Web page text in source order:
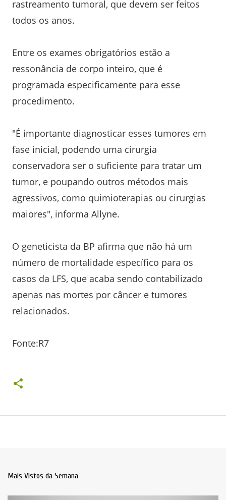
rastreamento tumoral, que devem ser feitos
todos os anos.
Entre os exames obrigatórios estão a
ressonância de corpo inteiro, que é
programada especificamente para esse
procedimento.
"É importante diagnosticar esses tumores em
fase inicial, podendo uma cirurgia
conservadora ser o suficiente para tratar um
tumor, e poupando outros métodos mais
agressivos, como quimioterapias ou cirurgias
maiores", informa Allyne.
O geneticista da BP afirma que não há um
número de mortalidade específico para os
casos da LFS, que acaba sendo contabilizado
apenas nas mortes por câncer e tumores
relacionados.
Fonte:R7
Mais Vistos da Semana